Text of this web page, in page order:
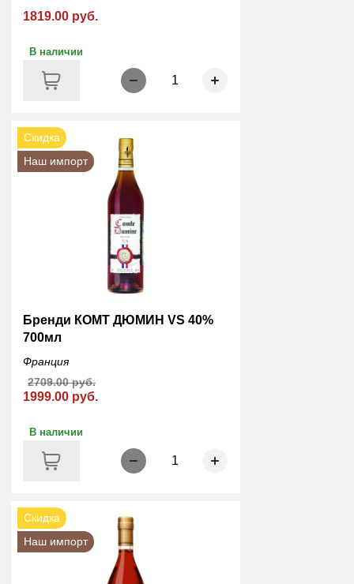
1819.00 руб.
В наличии
1
Скидка
Наш импорт
Бренди КОМТ ДЮМИН VS 40%
700мл
Франция
1999.00 руб.
2709.00 руб.
В наличии
1
Скидка
Наш импорт